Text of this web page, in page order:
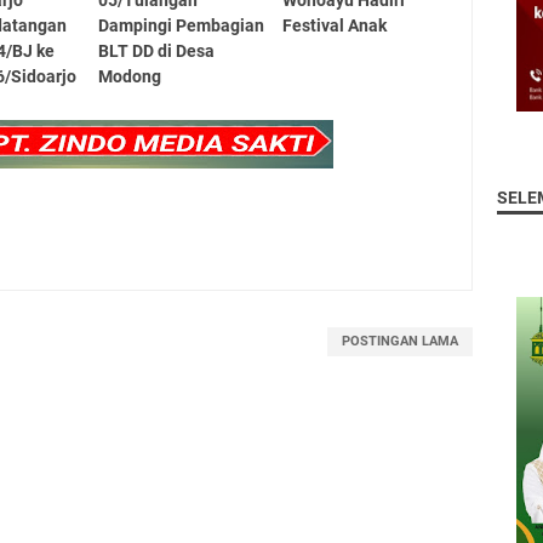
BJ ke
Sidoarjo
Dampingi Pembagian
BLT DD di Desa
Modong
Festival Anak
POSTINGAN LAMA